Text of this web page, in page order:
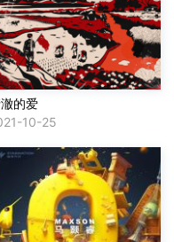
的爱
10-25